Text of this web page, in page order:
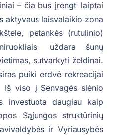
– čia bus įrengti laiptai
aktyvaus laisvalaikio zona
petankės (rutulinio)
uždara šunų
sutvarkyti želdinai.
puiki erdvė rekreacijai
Iš viso į Senvagės slėnio
investuota daugiau kaip
Sąjungos struktūrinių
ir Vyriausybės